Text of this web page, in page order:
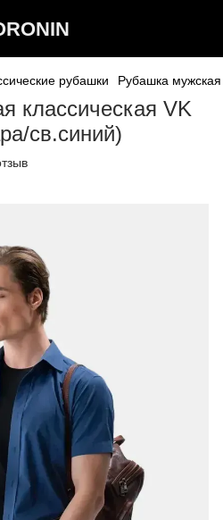
рубашки Рубашка
классическая VK
св.синий)